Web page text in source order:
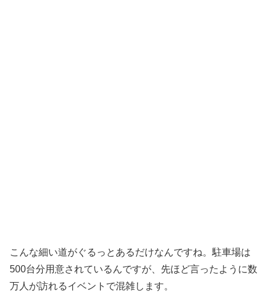
こんな細い道がぐるっとあるだけなんですね。駐車場は
500台分用意されているんですが、先ほど言ったように数
万人が訪れるイベントで混雑します。